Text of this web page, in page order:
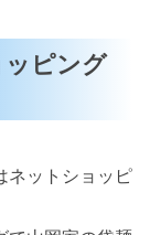
ッピング
ネットショッピ